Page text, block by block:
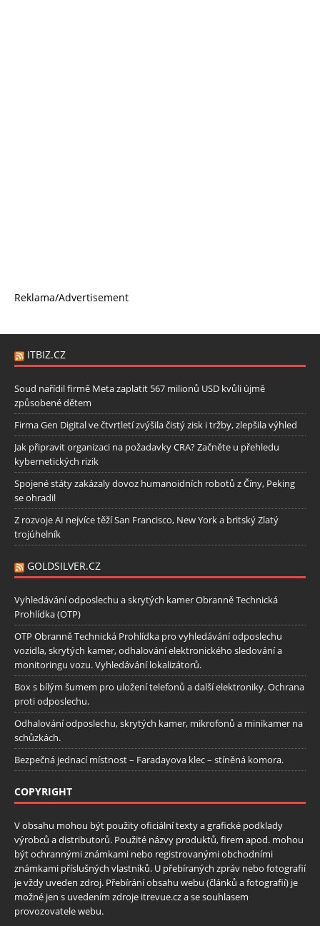
Reklama/Advertisement
ITBIZ.CZ
Soud nařídil firmě Meta zaplatit 567 milionů USD kvůli újmě
způsobené dětem
Firma Gen Digital ve čtvrtletí zvýšila čistý zisk i tržby, zlepšila výhled
Jak připravit organizaci na požadavky CRA? Začněte u přehledu
kybernetických rizik
Spojené státy zakázaly dovoz humanoidních robotů z Číny, Peking
se ohradil
Z rozvoje AI nejvíce těží San Francisco, New York a britský Zlatý
trojúhelník
GOLDSILVER.CZ
Vyhledávání odposlechu a skrytých kamer Obranně Technická
Prohlídka (OTP)
OTP Obranně Technická Prohlídka pro vyhledávání odposlechu
vozidla, skrytých kamer, odhalování elektronického sledování a
monitoringu vozu. Vyhledávání lokalizátorů.
Box s bílým šumem pro uložení telefonů a další elektroniky. Ochrana
proti odposlechu.
Odhalování odposlechu, skrytých kamer, mikrofonů a minikamer na
schůzkách.
Bezpečná jednací místnost – Faradayova klec – stíněná komora.
COPYRIGHT
V obsahu mohou být použity oficiální texty a grafické podklady
výrobců a distributorů. Použité názvy produktů, firem apod. mohou
být ochrannými známkami nebo registrovanými obchodními
známkami příslušných vlastníků. U přebíraných zpráv nebo fotografií
je vždy uveden zdroj. Přebírání obsahu webu (článků a fotografií) je
možné jen s uvedením zdroje itrevue.cz a se souhlasem
provozovatele webu.